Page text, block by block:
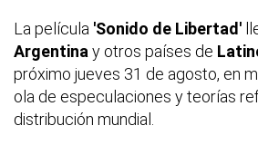
La película 'Sonido de Libertad'
Argentinay otros países de
próximo jueves 31 de agosto, en
ola de especulaciones y teorías
distribución mundial.